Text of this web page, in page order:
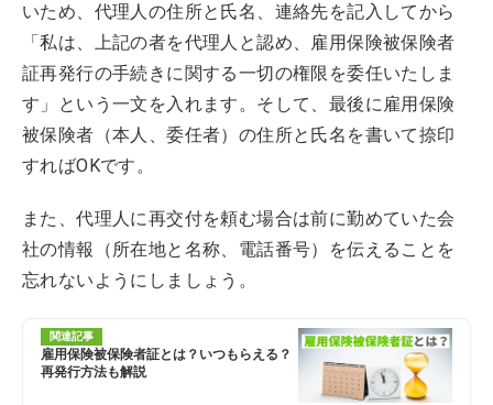
いため、代理人の住所と氏名、連絡先を記入してから
「私は、上記の者を代理人と認め、雇用保険被保険者
証再発行の手続きに関する一切の権限を委任いたしま
す」という一文を入れます。そして、最後に雇用保険
被保険者（本人、委任者）の住所と氏名を書いて捺印
すればOKです。
また、代理人に再交付を頼む場合は前に勤めていた会
社の情報（所在地と名称、電話番号）を伝えることを
忘れないようにしましょう。
関連記事
雇用保険被保険者証とは？いつもらえる？
再発行方法も解説